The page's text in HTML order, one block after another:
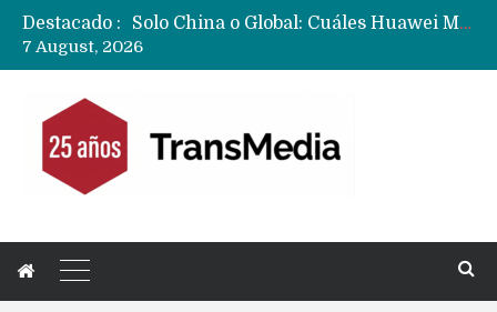
Destacado :
Data Centers de Huawei en Chile, México, Brasil,Perú y Argentina podrían verse afectados por arremetida de EE.UU
7 August, 2026